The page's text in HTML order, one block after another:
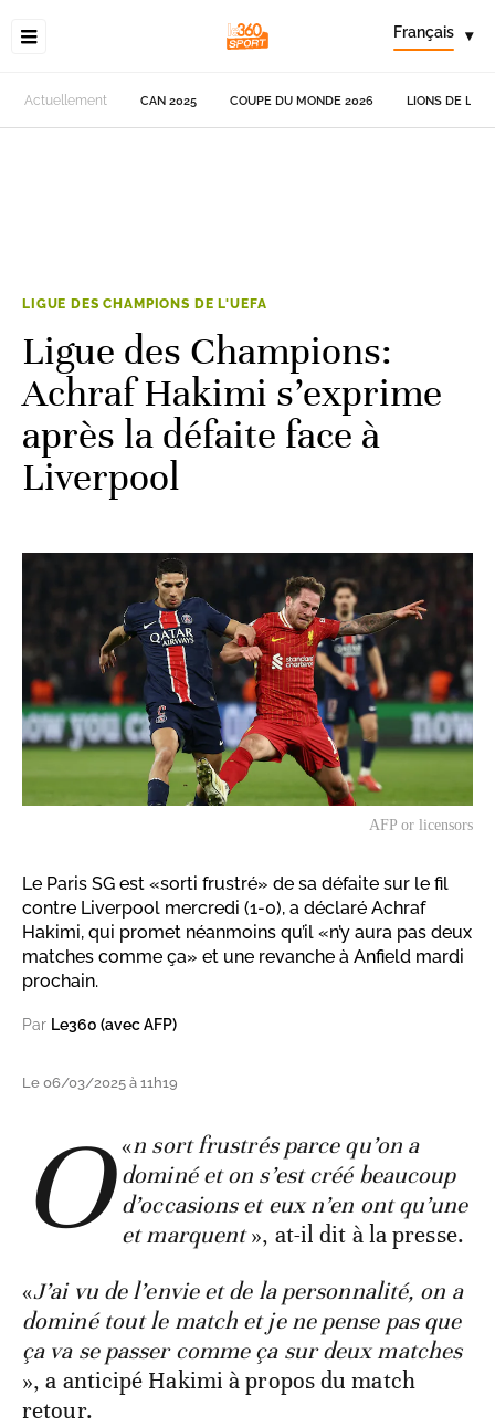
Français ▾
Actuellement CAN 2025 COUPE DU MONDE 2026 LIONS DE
LIGUE DES CHAMPIONS DE L'UEFA
Ligue des Champions:
Achraf Hakimi s’exprime
après la défaite face à
Liverpool
AFP or licensors
Le Paris SG est «sorti frustré» de sa défaite sur le fil
contre Liverpool mercredi (1-0), a déclaré Achraf
Hakimi, qui promet néanmoins qu’il «n’y aura pas deux
matches comme ça» et une revanche à Anfield mardi
prochain.
Par Le360 (avec AFP)
Le 06/03/2025 à 11h19
«
O
n sort frustrés parce qu’on a
dominé et on s’est créé beaucoup
d’occasions et eux n’en ont qu’une
et marquent», at-il dit à la presse.
«J’ai vu de l’envie et de la personnalité, on a
dominé tout le match et je ne pense pas que
ça va se passer comme ça sur deux matches
», a anticipé Hakimi à propos du match
retour.